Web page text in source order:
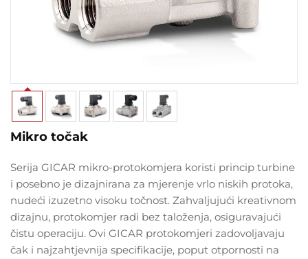
Mikro točak
Serija GICAR mikro-protokomjera koristi princip turbine
i posebno je dizajnirana za mjerenje vrlo niskih protoka,
nudeći izuzetno visoku točnost. Zahvaljujući kreativnom
dizajnu, protokomjer radi bez taloženja, osiguravajući
čistu operaciju. Ovi GICAR protokomjeri zadovoljavaju
čak i najzahtjevnija specifikacije, poput otpornosti na